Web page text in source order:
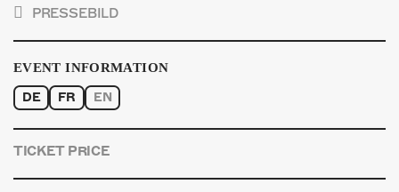
PRESSEBILD
EVENT INFORMATION
DE FR EN
TICKET PRICE